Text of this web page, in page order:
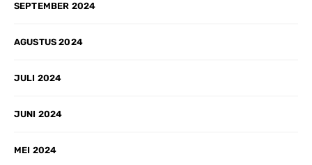
SEPTEMBER 2024
AGUSTUS 2024
JULI 2024
JUNI 2024
MEI 2024